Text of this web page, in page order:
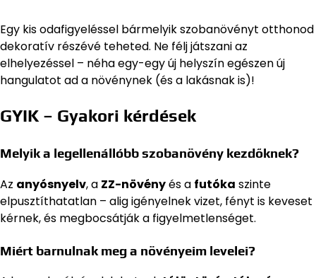
Egy kis odafigyeléssel bármelyik szobanövényt otthonod
dekoratív részévé teheted. Ne félj játszani az
elhelyezéssel – néha egy-egy új helyszín egészen új
hangulatot ad a növénynek (és a lakásnak is)!
GYIK – Gyakori kérdések
Melyik a legellenállóbb szobanövény kezdőknek?
Az anyósnyelv, a ZZ-növényés a futóka szinte
elpusztíthatatlan – alig igényelnek vizet, fényt is keveset
kérnek, és megbocsátják a figyelmetlenséget.
Miért barnulnak meg a növényeim levelei?